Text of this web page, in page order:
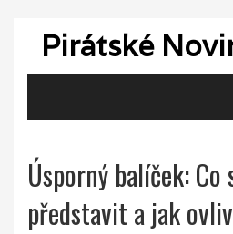
Pirátské
Úsporný balíček:
představit a jak